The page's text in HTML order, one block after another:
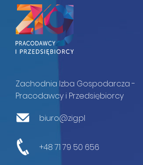
Zachodnia Izba Gospodarcza -
Pracodawcy i Przedsiębiorcy
biuro@zig.pl
+48 71 79 50 656